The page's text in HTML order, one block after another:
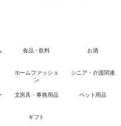
食品・飲料 お酒
ホームファッショ
ン
シニア・介護関連
文房具・事務用品 ペット用品
ギフト